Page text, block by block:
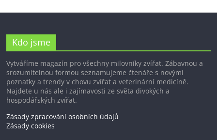
Kdo jsme
Vytváříme magazín pro všechny milovníky zvířat. Zábavnou a
srozumitelnou formou seznamujeme čtenáře s novými
poznatky a trendy v chovu zvířat a veterinární medicíně.
Najdete u nás ale i zajímavosti ze světa divokých a
hospodářských zvířat.
Zásady zpracování osobních údajů
Zásady cookies